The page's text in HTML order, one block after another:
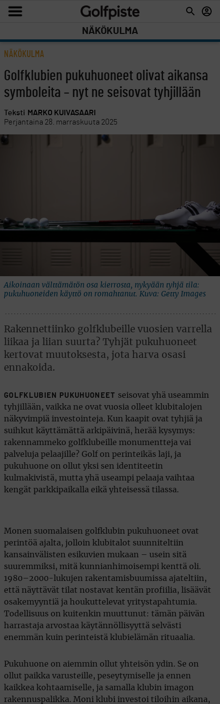
NÄKÖKULMA
NÄKÖKULMA
Golfklubien pukuhuoneet olivat aikansa
symboleita – nyt ne seisovat tyhjillään
Teksti MARKO KUIVASAARI
Perjantaina 28. marraskuuta 2025
Aikoinaan välttämätön osa kierrosta, nykyään tyhjä tila:
pukuhuoneiden käyttö on romahtanut. Kuva: Getty Images
Rakennettiinko golfklubeille vuosien varrella
liikaa ja liian suurta? Tyhjät pukuhuoneet
kertovat muutoksesta, jota harva osasi
ennakoida.
GOLFKLUBIEN PUKUHUONEET seisovat yhä useammin
tyhjillään, vaikka ne ovat vuosia olleet klubitalojen
näkyvimpiä investointeja. Kun kaapit ovat tyhjiä ja
suihkut käyttämättä arkipäivinä, herää kysymys:
rakennammeko golfklubeille monumentteja vai
palveluja pelaajille? Golf on perinteikäs laji, ja
pukuhuone on ollut yksi sen identiteetin
kulmakivistä, mutta yhä useampi pelaaja vaihtaa
kengät parkkipaikalla eikä yhteisessä tilassa.
Monen suomalaisen golfklubin pukuhuoneet ovat
perintöä ajalta, jolloin klubitalot suunniteltiin
kansainvälisten esikuvien mukaan – usein sitä
suuremmiksi, mitä kunnianhimoisempi kenttä oli.
1980–2000-lukujen rakentamisbuumissa ajateltiin,
että näyttävät tilat nostavat kentän profiilia, lisäävät
osakemyyntiä ja houkuttelevat yritystapahtumia.
Todellisuus on kuitenkin muuttunut: tämän päivän
harrastaja arvostaa käytännöllisyyttä selvästi
enemmän kuin perinteistä klubielämän rituaalia.
Pukuhuone on aiemmin ollut yhteisön ydin. Se on
ollut paikka varusteille, peseytymiselle ja ennen
kaikkea kohtaamiselle, ja samalla klubin imagon
rakennuspalikka. Moni klubi investoi tiloihin aikana,